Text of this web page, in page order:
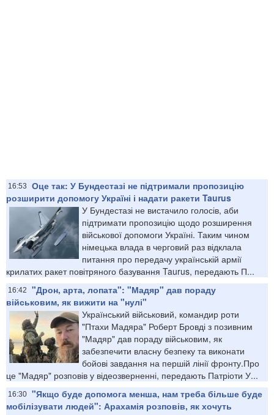
16:53
Оце так: У Бундестазі не підтримали пропозицію
розширити допомогу Україні і надати ракети Taurus
У Бундестазі не вистачило голосів, аби
підтримати пропозицію щодо розширення
військової допомоги Україні. Таким чином
німецька влада в черговий раз відклала
питання про передачу українській армії
крилатих ракет повітряного базування Taurus, передають П...
16:42
"Дрон, арта, лопата": "Мадяр" дав пораду
військовим, як вижити на "нулі"
Український військовий, командир роти
"Птахи Мадяра" Роберт Бровді з позивним
"Мадяр" дав пораду військовим, як
забезпечити власну безпеку та виконати
бойові завдання на першій лінії фронту.Про
це "Мадяр" розповів у відеозверненні, передають Патріоти У...
16:30 "Якщо буде допомога менша, нам треба більше буде
мобілізувати людей": Арахамія розповів, як хочуть